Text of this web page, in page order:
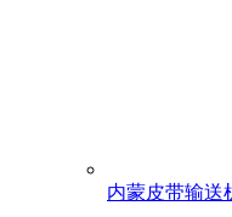
内蒙皮带输送